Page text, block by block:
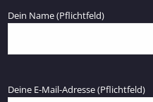
Dein Name (Pflichtfeld)
Deine E-Mail-Adresse (Pflichtfeld)